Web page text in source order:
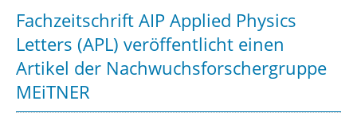
Fachzeitschrift AIP Applied Physics
Letters (APL) veröffentlicht einen
Artikel der Nachwuchsforschergruppe
MEiTNER